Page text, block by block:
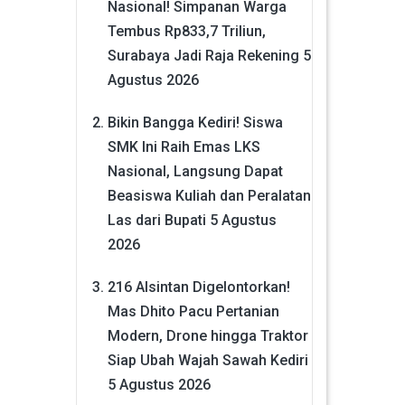
Nasional! Simpanan Warga
Tembus Rp833,7 Triliun,
Surabaya Jadi Raja Rekening 5
Agustus 2026
Bikin Bangga Kediri! Siswa
SMK Ini Raih Emas LKS
Nasional, Langsung Dapat
Beasiswa Kuliah dan Peralatan
Las dari Bupati 5 Agustus
2026
216 Alsintan Digelontorkan!
Mas Dhito Pacu Pertanian
Modern, Drone hingga Traktor
Siap Ubah Wajah Sawah Kediri
5 Agustus 2026